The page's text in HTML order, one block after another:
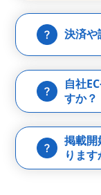
決済や
自社
すか？
掲載開
ります